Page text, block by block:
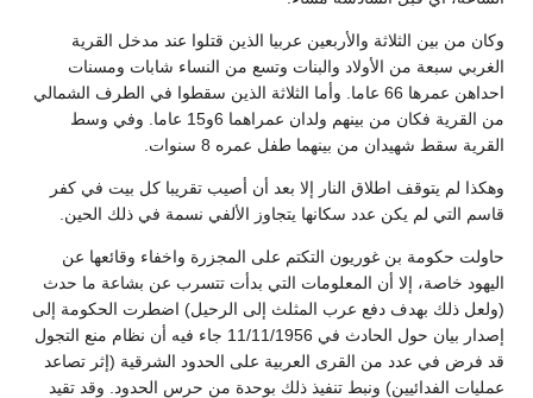
وكان من بين الثلاثة والأربعين عربيا الذين قتلوا عند مدخل القرية
الغربي سبعة من الأولاد والبنات وتسع من النساء شابات ومسنات
احداهن عمرها 66 عاما. وأما الثلاثة الذين سقطوا في الطرف الشمالي
من القرية فكان من بينهم ولدان عمراهما 6و15 عاما. وفي وسط
القرية سقط شهيدان من بينهما طفل عمره 8 سنوات.
وهكذا لم يتوقف اطلاق النار إلا بعد أن أصيب تقريبا كل بيت في كفر
قاسم التي لم يكن عدد سكانها يتجاوز الألفي نسمة في ذلك الحين.
حاولت حكومة بن غوريون التكتم على المجزرة واخفاء وقائعها عن
اليهود خاصة، إلا أن المعلومات التي بدأت تتسرب عن بشاعة ما حدث
(ولعل ذلك بهدف دفع عرب المثلث إلى الرحيل) اضطرت الحكومة إلى
إصدار بيان حول الحادث في 11/11/1956 جاء فيه أن نظام منع التجول
قد فرض في عدد من القرى العربية على الحدود الشرقية (إثر تصاعد
عمليات الفدائيين) ونبط تنفيذ ذلك بوحدة من حرس الحدود. وقد تقيد